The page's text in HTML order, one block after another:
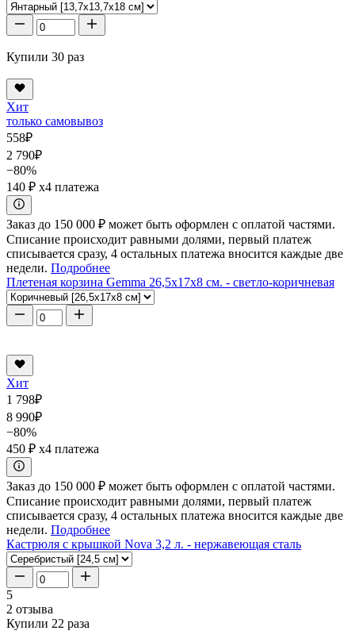
Купили 30 раз
Хит
только самовывоз
558₽
2 790₽
−80%
140 ₽ x4 платежа
Заказ до 150 000 ₽ может быть оформлен с оплатой частями.
Списание происходит равными долями, первый платеж
списывается сразу, 4 остальных платежа вносится каждые две
недели. Подробнее
Плетеная корзина Gemma 26,5x17x8 см. - светло-коричневая
Хит
1 798₽
8 990₽
−80%
450 ₽ x4 платежа
Заказ до 150 000 ₽ может быть оформлен с оплатой частями.
Списание происходит равными долями, первый платеж
списывается сразу, 4 остальных платежа вносится каждые две
недели. Подробнее
Кастрюля с крышкой Nova 3,2 л. - нержавеющая сталь
5
2 отзыва
Купили 22 раза